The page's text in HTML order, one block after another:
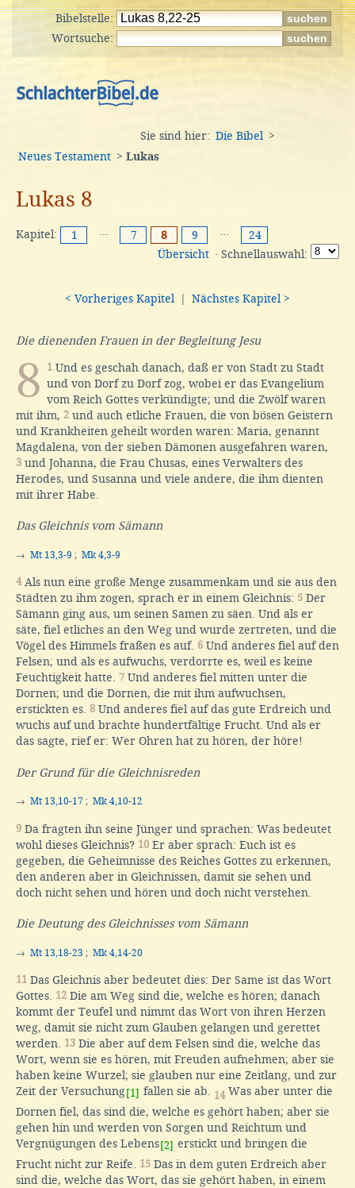
Bibelstelle:
Wortsuche:
Sie sind hier: Die Bibel
>
Neues Testament > Lukas
Lukas 8
Kapitel: 1 ··· 7 8 9 ···
24
Übersicht · Schnellauswahl:
< Vorheriges Kapitel Nächstes Kapitel >
Die dienenden Frauen in der Begleitung Jesu
8 1 Und es geschah danach, daß er von Stadt zu Stadt
und von Dorf zu Dorf zog, wobei er das Evangelium
vom Reich Gottes verkündigte; und die Zwölf waren
mit ihm, 2 und auch etliche Frauen, die von bösen Geistern
und Krankheiten geheilt worden waren: Maria, genannt
Magdalena, von der sieben Dämonen ausgefahren waren,
3 und Johanna, die Frau Chusas, eines Verwalters des
Herodes, und Susanna und viele andere, die ihm dienten
mit ihrer Habe.
Das Gleichnis vom Sämann
→ Mt 13,3-9 ; Mk 4,3-9
4Als nun eine große Menge zusammenkam und sie aus den
Städten zu ihm zogen, sprach er in einem Gleichnis: 5 Der
Sämann ging aus, um seinen Samen zu säen. Und als er
säte, fiel etliches an den Weg und wurde zertreten, und die
Vögel des Himmels fraßen es auf. 6 Und anderes fiel auf den
Felsen; und als es aufwuchs, verdorrte es, weil es keine
Feuchtigkeit hatte. 7 Und anderes fiel mitten unter die
Dornen; und die Dornen, die mit ihm aufwuchsen,
erstickten es. 8 Und anderes fiel auf das gute Erdreich und
wuchs auf und brachte hundertfältige Frucht. Und als er
das sagte, rief er: Wer Ohren hat zu hören, der höre!
Der Grund für die Gleichnisreden
→ Mt 13,10-17 ; Mk 4,10-12
9 Da fragten ihn seine Jünger und sprachen: Was bedeutet
wohl dieses Gleichnis? 10 Er aber sprach: Euch ist es
gegeben, die Geheimnisse des Reiches Gottes zu erkennen,
den anderen aber in Gleichnissen, damit sie sehen und
doch nicht sehen und hören und doch nicht verstehen.
Die Deutung des Gleichnisses vom Sämann
→ Mt 13,18-23 ; Mk 4,14-20
11 Das Gleichnis aber bedeutet dies: Der Same ist das Wort
Gottes. 12 Die am Weg sind die, welche es hören; danach
kommt der Teufel und nimmt das Wort von ihren Herzen
weg, damit sie nicht zum Glauben gelangen und gerettet
werden. 13 Die aber auf dem Felsen sind die, welche das
Wort, wenn sie es hören, mit Freuden aufnehmen; aber sie
haben keine Wurzel; sie glauben nur eine Zeitlang, und zur
Zeit der Versuchung [1] fallen sie ab. 14 Was aber unter die
Dornen fiel, das sind die, welche es gehört haben; aber sie
gehen hin und werden von Sorgen und Reichtum und
Vergnügungen des Lebens [2] erstickt und bringen die
Frucht nicht zur Reife. 15 Das in dem guten Erdreich aber
sind die, welche das Wort, das sie gehört haben, in einem